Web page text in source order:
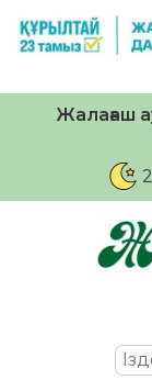
Жалағаш